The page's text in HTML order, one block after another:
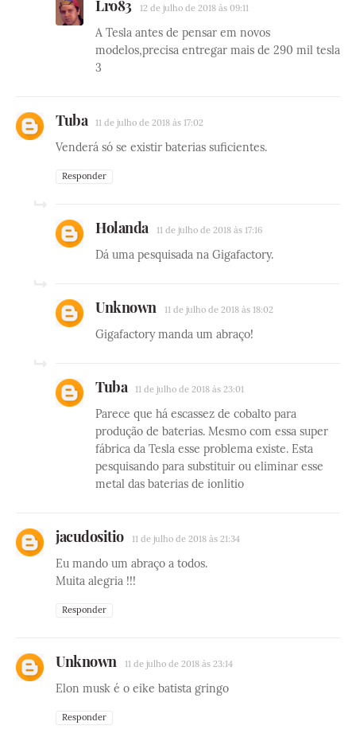
Lro83 12 de julho de 2018 às 09:11
A Tesla antes de pensar em novos
modelos,precisa entregar mais de 290 mil tesla
3
Tuba 11 de julho de 2018 às 17:02
Venderá só se existir baterias suficientes.
Responder
Holanda 11 de julho de 2018 às 17:16
Dá uma pesquisada na Gigafactory.
Unknown 11 de julho de 2018 às 18:02
Gigafactory manda um abraço!
Tuba 11 de julho de 2018 às 23:01
Parece que há escassez de cobalto para
produção de baterias. Mesmo com essa super
fábrica da Tesla esse problema existe. Esta
pesquisando para substituir ou eliminar esse
metal das baterias de ionlitio
jacudositio 11 de julho de 2018 às 21:34
Eu mando um abraço a todos.
Muita alegria !!!
Responder
Unknown 11 de julho de 2018 às 23:14
Elon musk é o eike batista gringo
Responder